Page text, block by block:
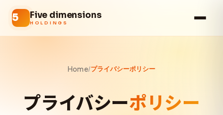
Five dimensions
HOLDINGS
Home/プライバシーポリシー
プライバシーポリシー